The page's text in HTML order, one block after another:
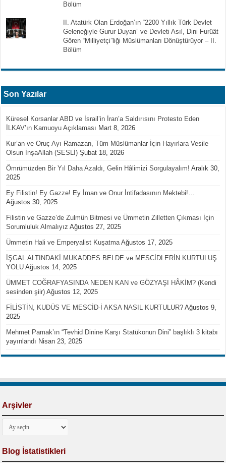
Bölüm
II. Atatürk Olan Erdoğan’ın “2200 Yıllık Türk Devlet
Geleneğiyle Gurur Duyan” ve Devleti Asıl, Dini Furûât
Gören “Milliyetçi”liği Müslümanları Dönüştürüyor – II.
Bölüm
Son Yazılar
Küresel Korsanlar ABD ve İsrail’in İran’a Saldırısını Protesto Eden
İLKAV’ın Kamuoyu Açıklaması Mart 8, 2026
Kur’an ve Oruç Ayı Ramazan, Tüm Müslümanlar İçin Hayırlara Vesile
Olsun İnşaAllah (SESLİ) Şubat 18, 2026
Ömrümüzden Bir Yıl Daha Azaldı, Gelin Hâlimizi Sorgulayalım! Aralık 30,
2025
Ey Filistin! Ey Gazze! Ey İman ve Onur İntifadasının Mektebi!…
Ağustos 30, 2025
Filistin ve Gazze’de Zulmün Bitmesi ve Ümmetin Zilletten Çıkması İçin
Sorumluluk Almalıyız Ağustos 27, 2025
Ümmetin Hali ve Emperyalist Kuşatma Ağustos 17, 2025
İŞGAL ALTINDAKİ MUKADDES BELDE ve MESCİDLERİN KURTULUŞ
YOLU Ağustos 14, 2025
ÜMMET COĞRAFYASINDA NEDEN KAN ve GÖZYAŞI HÂKİM? (Kendi
sesinden şiir) Ağustos 12, 2025
FİLİSTİN, KUDÜS VE MESCİD-İ AKSA NASIL KURTULUR? Ağustos 9,
2025
Mehmet Pamak’ın “Tevhid Dinine Karşı Statükonun Dini” başlıklı 3 kitabı
yayınlandı Nisan 23, 2025
Arşivler
Arşivler
Blog İstatistikleri